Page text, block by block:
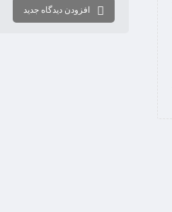
افزودن دیدگاه جدید